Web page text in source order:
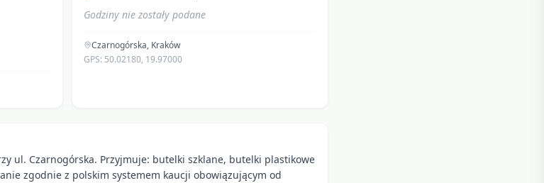
Godziny nie zostały podane
Czarnogórska, Kraków
GPS: 50.02180, 19.97000
ul. Czarnogórska. Przyjmuje: butelki szklane, butelki plastikowe
zgodnie z polskim systemem kaucji obowiązującym od